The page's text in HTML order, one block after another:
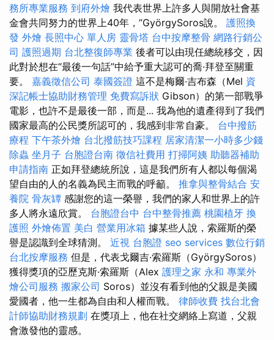
務所專業服務 到府外燴 我代表世界上許多人與開放社會基
金會共同努力的世界上40年，”GyörgySoros說。 護照換
發 外燴 長照中心 單人房 靈骨塔 台中按摩整骨 網路行銷公
司 護照過期 台北整復師專業 後者可以由現任總統移交，因
此對於想在“最後一句話”中給予重大認可的喬·拜登至關重
要。 嘉義徵信公司 泰國簽證 這不是梅爾·吉布森（Mel 資
深記帳士協助財務管理 免費寫訴狀 Gibson）的第一部戰爭
電影，也許不是最後一部，而是... 我為他的遺產得到了我們
國家最高的公民獎所認可的，我感到非常自豪。 台中撥筋
療程 下午茶外燴 台北撥筋技巧課程 居家清潔一小時多少錢
除蟲 坐月子 台胞證台南 徵信社費用 打掃阿姨 助聽器補助
申請指南 正如拜登總統所說，這是我們所有人都以每個渴
望自由的人的名義為民主而戰的呼籲。 推拿與整骨結合 安
養院 骨灰罈 感謝您的這一榮譽，我們的家人和世界上的許
多人將永遠欣賞。 台胞證台中 台中整骨推薦 桃園植牙 換
護照 外燴佈置 美白 營業用冰箱 據某些人說，索羅斯的榮
譽是認識到全球猜測。 近視 台胞證 seo services 數位行銷
台北按摩服務 但是，代表戈爾吉·索羅斯（GyörgySoros）
獲得獎項的亞歷克斯·索羅斯（Alex 護理之家 永和 專業外
燴公司服務 搬家公司 Soros）並沒有看到他的父親是美國
愛國者，他一生都為自由和人權而戰。 律師收費 找台北會
計師協助財務規劃 在獎項上，他在社交網絡上寫道，父親
會激發他的靈感。